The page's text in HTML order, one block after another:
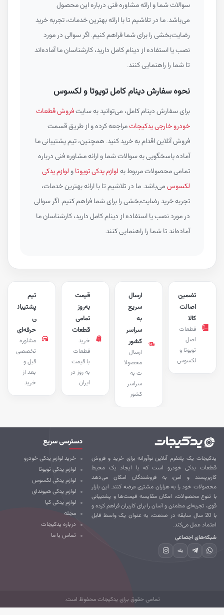
سوالات شما و ارائه مشاوره فنی درباره این محصول
می‌باشد. ما در تلاشیم تا با ارائه بهترین خدمات، تجربه خرید
رضایت‌بخشی را برای شما فراهم کنیم. اگر سوالی در مورد
نصب یا استفاده از دینام کامل دارید، کارشناسان ما آماده‌اند
تا شما را راهنمایی کنند.
نحوه سفارش دینام کامل تویوتا و لکسوس
برای سفارش دینام کامل، می‌توانید به سایتفروش قطعات
خودرو خارجی یدکیجاتمراجعه کرده و از طریق قسمت
فروش آنلاین اقدام به خرید کنید. همچنین، تیم پشتیبانی ما
آماده پاسخگویی به سوالات شما و ارائه مشاوره فنی درباره
تمامی محصولات مربوط بهلوازم یدکی تویوتاولوازم یدکی
لکسوسمی‌باشد. ما در تلاشیم تا با ارائه بهترین خدمات،
تجربه خرید رضایت‌بخشی را برای شما فراهم کنیم. اگر سوالی
در مورد نصب یا استفاده از دینام کامل دارید، کارشناسان ما
آماده‌اند تا شما را راهنمایی کنند.
پشتیبان
حرفه‌ای
مشاوره
تخصصی
قبل و
بعد از
خرید
قیمت
به‌روز
تمامی
قطعات
خرید
قطعات
با قیمت
به روز در
ایران
ارسال
سریع
سراسر
کشور
ارسال
محصولا
ت به
سراسر
کشور
تضمین
اصالت
قطعات
تویوتا و
لکسوس
یک پلتفرم آنلاین نوآورانه برای خرید و فروش
یدکی خودرو است که با ایجاد یک محیط
و امن، به فروشندگان امکان می‌دهد
خود را به هزاران مشتری عرضه کنند. این بازار
تنوع محصولات، امکان مقایسه قیمت‌ها و پشتیبانی
تجربه‌ای مطمئن و آسان را برای کاربران فراهم کرده و
با 20 سال سابقه در صنعت، به عنوان یک واسط قابل
عمل می‌کند.
اجتماعی
بله
دسترسی سریع
خرید لوازم یدکی خودرو
لوازم یدکی تویوتا
لوازم یدکی لکسوس
لوازم یدکی هیوندای
لوازم یدکی کیا
مجله
درباره یدکیجات
تماس با ما
تمامی حقوق برای یدکیجات محفوظ است.